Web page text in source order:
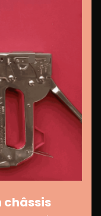
châssis